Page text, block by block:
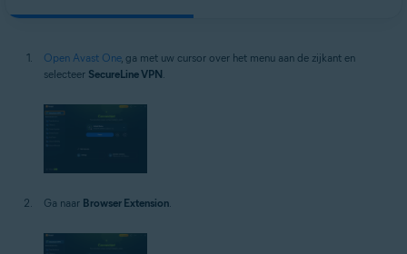
Open Avast One, ga met uw cursor over het menu aan de zijkant en
selecteer SecureLine VPN.
Ga naar Browser Extension.